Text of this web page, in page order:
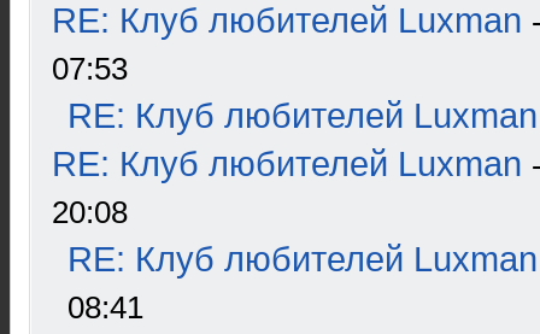
RE: Клуб любителей Luxman
07:53
RE: Клуб любителей Luxman
RE: Клуб любителей Luxman
20:08
RE: Клуб любителей Luxman
08:41